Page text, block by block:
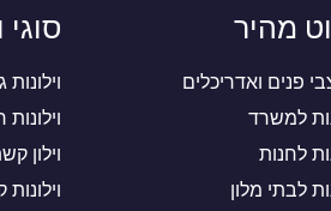
מהיר
פנים ואדריכלים
למשרד
לחנות
לבתי מלון
סוגי
וילונות
וילון